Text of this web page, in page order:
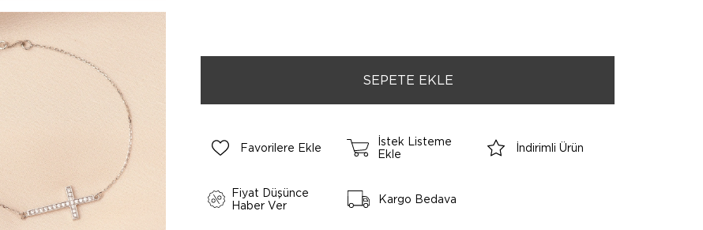
Favorilere Ekle
İstek Listeme
Ekle
İndirimli Ürün
Fiyat Düşünce
Haber Ver
Kargo Bedava